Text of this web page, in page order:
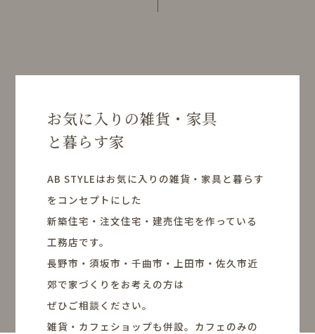
お気に入りの雑貨・家具
と暮らす家
AB STYLEはお気に入りの雑貨・家具と暮らす
をコンセプトにした
新築住宅・注文住宅・建売住宅を作っている
工務店です。
長野市・須坂市・千曲市・上田市・佐久市近
郊で家づくりをお考えの方は
ぜひご相談ください。
雑貨・カフェショップも併設。カフェのみの